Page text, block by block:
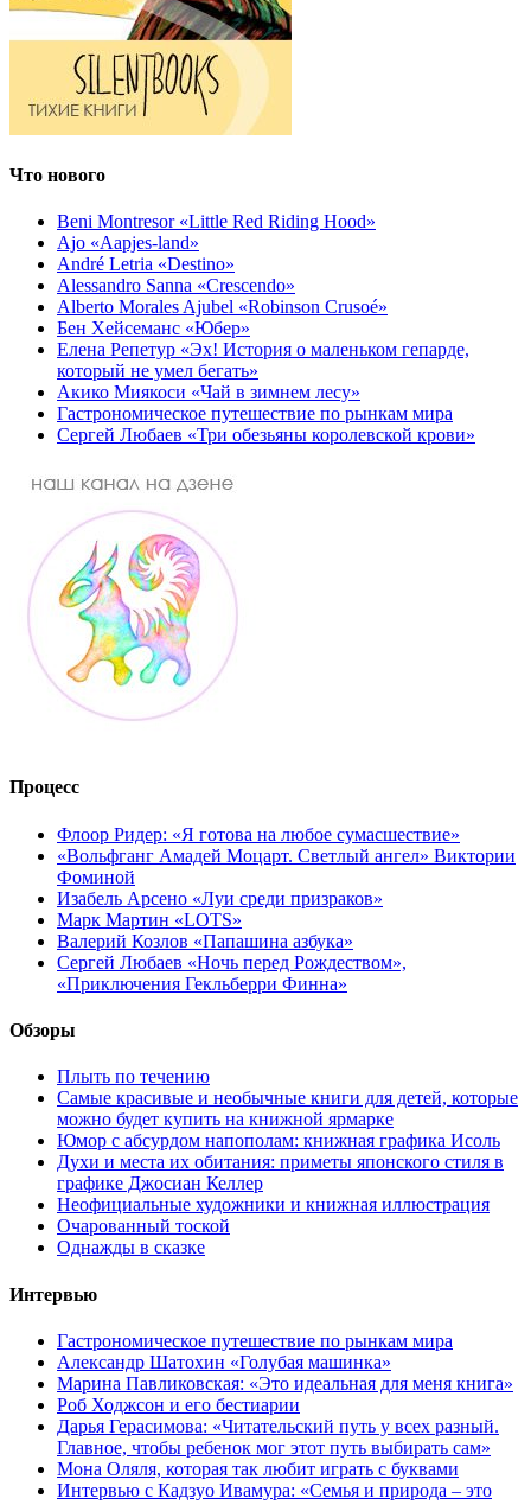
Что нового
Beni Montresor «Little Red Riding Hood»
Ajo «Aapjes-land»
André Letria «Destino»
Alessandro Sanna «Crescendo»
Alberto Morales Ajubel «Robinson Crusoé»
Бен Хейсеманс «Юбер»
Елена Репетур «Эх! История о маленьком гепарде,
который не умел бегать»
Акико Миякоси «Чай в зимнем лесу»
Гастрономическое путешествие по рынкам мира
Сергей Любаев «Три обезьяны королевской крови»
Процесс
Флоор Ридер: «Я готова на любое сумасшествие»
«Вольфганг Амадей Моцарт. Светлый ангел» Виктории
Фоминой
Изабель Арсено «Луи среди призраков»
Марк Мартин «LOTS»
Валерий Козлов «Папашина азбука»
Сергей Любаев «Ночь перед Рождеством»,
«Приключения Гекльберри Финна»
Обзоры
Плыть по течению
Самые красивые и необычные книги для детей, которые
можно будет купить на книжной ярмарке
Юмор с абсурдом напополам: книжная графика Исоль
Духи и места их обитания: приметы японского стиля в
графике Джосиан Келлер
Неофициальные художники и книжная иллюстрация
Очарованный тоской
Однажды в сказке
Интервью
Гастрономическое путешествие по рынкам мира
Александр Шатохин «Голубая машинка»
Марина Павликовская: «Это идеальная для меня книга»
Роб Ходжсон и его бестиарии
Дарья Герасимова: «Читательский путь у всех разный.
Главное, чтобы ребенок мог этот путь выбирать сам»
Мона Оляля, которая так любит играть с буквами
Интервью с Кадзуо Ивамура: «Семья и природа – это